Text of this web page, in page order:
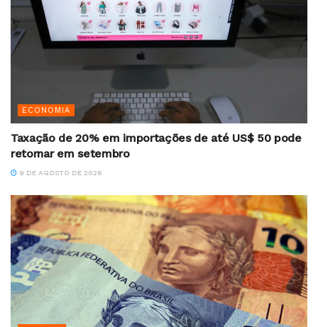
ECONOMIA
Taxação de 20% em importações de até US$ 50 pode
retornar em setembro
9 DE AGOSTO DE 2026